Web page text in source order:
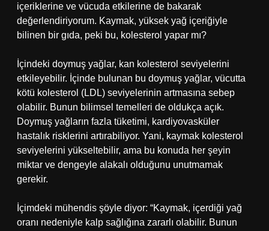
içeriklerine ve vücuda etkilerine de bakarak
değerlendiriyorum. Kaymak, yüksek yağ içeriğiyle
bilinen bir gıda, peki bu, kolesterol yapar mı?
İçindeki doymuş yağlar, kan kolesterol seviyelerini
etkileyebilir. İçinde bulunan bu doymuş yağlar, vücutta
kötü kolesterol (LDL) seviyelerinin artmasına sebep
olabilir. Bunun bilimsel temelleri de oldukça açık.
Doymuş yağların fazla tüketimi, kardiyovasküler
hastalık risklerini artırabiliyor. Yani, kaymak kolesterol
seviyelerini yükseltebilir, ama bu konuda her şeyin
miktar ve dengeyle alakalı olduğunu unutmamak
gerekir.
İçimdeki mühendis şöyle diyor: “Kaymak, içerdiği yağ
oranı nedeniyle kalp sağlığına zararlı olabilir. Bunun